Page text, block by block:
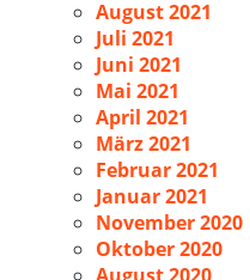
August 2021
Juli 2021
Juni 2021
Mai 2021
April 2021
März 2021
Februar 2021
Januar 2021
November 2020
Oktober 2020